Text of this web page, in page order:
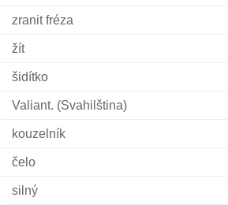
zranit fréza
žít
šidítko
Valiant. (Svahilština)
kouzelník
čelo
silný